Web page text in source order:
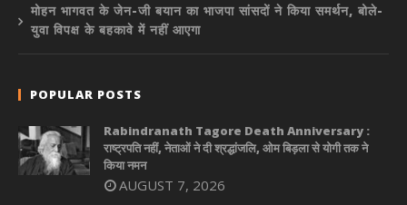
मोहन भागवत के जेन-जी बयान का भाजपा सांसदों ने किया समर्थन, बोले-
युवा विपक्ष के बहकावे में नहीं आएगा
POPULAR POSTS
Rabindranath Tagore Death Anniversary :
राष्ट्रपति नहीं, नेताओं ने दी श्रद्धांजलि, ओम बिड़ला से योगी तक ने
किया नमन
AUGUST 7, 2026